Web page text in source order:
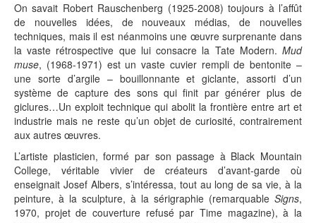
On savait Robert Rauschenberg (1925-2008) toujours à l’affût
de nouvelles idées, de nouveaux médias, de nouvelles
techniques, mais il est néanmoins une œuvre surprenante dans
la vaste rétrospective que lui consacre la Tate Modern. Mud
muse, (1968-1971) est un vaste cuvier rempli de bentonite –
une sorte d’argile – bouillonnante et giclante, assorti d’un
système de capture des sons qui finit par générer plus de
giclures…Un exploit technique qui abolit la frontière entre art et
industrie mais ne reste qu’un objet de curiosité, contrairement
aux autres œuvres.
L’artiste plasticien, formé par son passage à Black Mountain
College, véritable vivier de créateurs d’avant-garde où
enseignait Josef Albers, s’intéressa, tout au long de sa vie, à la
peinture, à la sculpture, à la sérigraphie (remarquable Signs,
1970, projet de couverture refusé par Time magazine), à la